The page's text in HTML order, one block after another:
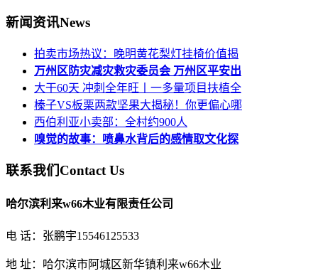
新闻资讯News
拍卖市场热议：晚明黄花梨灯挂椅价值揭
万州区防灾减灾救灾委员会 万州区平安出
大干60天 冲刺全年旺丨一多量项目扶植全
榛子VS板栗两款坚果大揭秘！你更偏心哪
西伯利亚小卖部：全村约900人
嗅觉的故事：喷鼻水背后的感情取文化探
联系我们Contact Us
哈尔滨利来w66木业有限责任公司
电 话：张鹏宇15546125533
地 址：哈尔滨市阿城区新华镇利来w66木业